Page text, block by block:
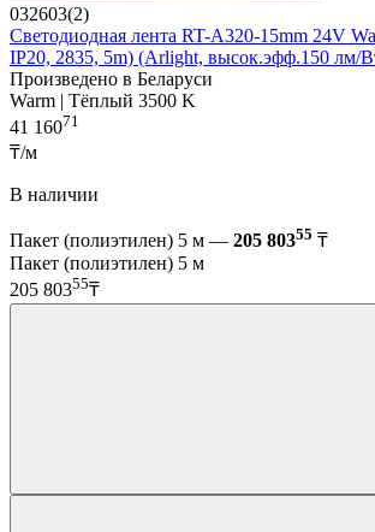
032603(2)
Светодиодная лента RT-A320-15mm 24V
IP20, 2835, 5m) (Arlight, высок.эфф.150 лм/
Произведено в Беларуси
Warm | Тёплый 3500 K
41 16071
₸/м
В наличии
Пакет (полиэтилен) 5 м — 205 80355 ₸
Пакет (полиэтилен) 5 м
205 80355₸